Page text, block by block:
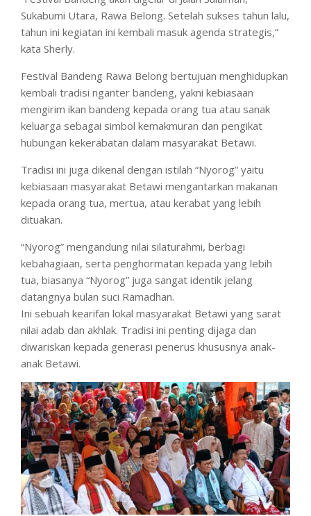
Sukabumi Utara, Rawa Belong. Setelah sukses tahun lalu,
tahun ini kegiatan ini kembali masuk agenda strategis,”
kata Sherly.
Festival Bandeng Rawa Belong bertujuan menghidupkan
kembali tradisi nganter bandeng, yakni kebiasaan
mengirim ikan bandeng kepada orang tua atau sanak
keluarga sebagai simbol kemakmuran dan pengikat
hubungan kekerabatan dalam masyarakat Betawi.
Tradisi ini juga dikenal dengan istilah “Nyorog” yaitu
kebiasaan masyarakat Betawi mengantarkan makanan
kepada orang tua, mertua, atau kerabat yang lebih
dituakan.
“Nyorog” mengandung nilai silaturahmi, berbagi
kebahagiaan, serta penghormatan kepada yang lebih
tua, biasanya “Nyorog” juga sangat identik jelang
datangnya bulan suci Ramadhan.
Ini sebuah kearifan lokal masyarakat Betawi yang sarat
nilai adab dan akhlak. Tradisi ini penting dijaga dan
diwariskan kepada generasi penerus khususnya anak-
anak Betawi.